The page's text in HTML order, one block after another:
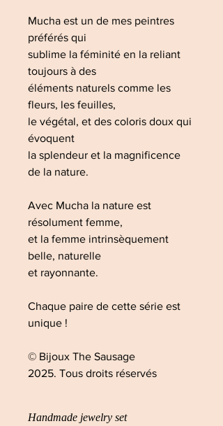
Mucha est un de mes peintres
préférés qui
sublime la féminité en la reliant
toujours à des
éléments naturels comme les
fleurs, les feuilles,
le végétal, et des coloris doux qui
évoquent
la splendeur et la magnificence
de la nature.
Avec Mucha la nature est
résolument femme,
et la femme intrinsèquement
belle, naturelle
et rayonnante.
Chaque paire de cette série est
unique !
© Bijoux The Sausage
2025. Tous droits réservés
Handmade jewelry set